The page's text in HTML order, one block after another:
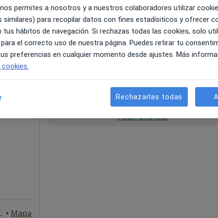
Ardoz • Mapa
de Ardoz • Mapa
La reserva de cita online no está
Pedir una cita
permites a nosotros y a nuestros colaboradores utilizar
similares) para recopilar datos con fines estadísiticos y ofrecer
tus hábitos de navegación. Si rechazas todas las cookies, solo
el correcto uso de nuestra página. Puedes retirar tu
preferencias en cualquier momento desde ajustes. Más
Rechazarlas todas